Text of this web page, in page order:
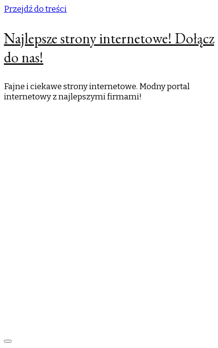
Przejdź do treści
Najlepsze strony internetowe! Dołącz
do nas!
Fajne i ciekawe strony internetowe. Modny portal
internetowy z najlepszymi firmami!